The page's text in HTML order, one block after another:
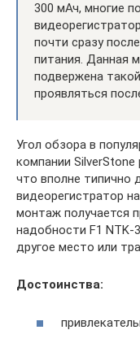
300 мАч, многие
почти сразу
питания. Данная
подвержена
проявляться
Угол обзора в
компании SilverStone
что вполне типично
видеорегистратор
монтаж получается
надобности F1 NTK-
другое место или
Достоинства: